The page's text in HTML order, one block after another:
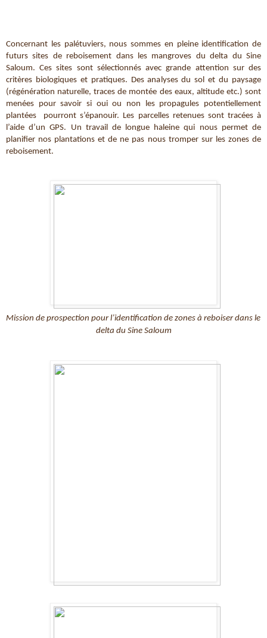
Concernant les palétuviers, nous sommes en pleine identification de
futurs sites de reboisement dans les mangroves du delta du Sine
Saloum. Ces sites sont sélectionnés avec grande attention sur des
critères biologiques et pratiques. Des analyses du sol et du paysage
(régénération naturelle, traces de montée des eaux, altitude etc.) sont
menées pour savoir si oui ou non les propagules potentiellement
plantées  pourront s’épanouir. Les parcelles retenues sont tracées à
l’aide d’un GPS. Un travail de longue haleine qui nous permet de
planifier nos plantations et de ne pas nous tromper sur les zones de
reboisement.
Mission de prospection pour l’identification de zones à reboiser dans le
delta du Sine Saloum